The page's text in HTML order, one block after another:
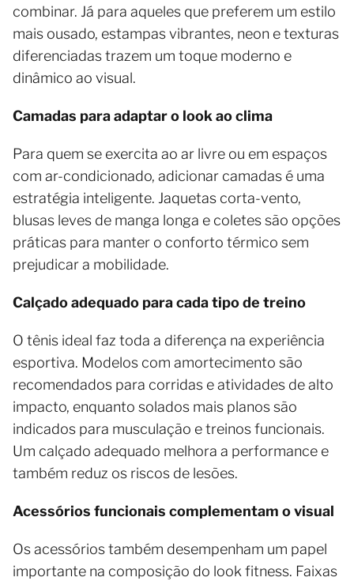
combinar. Já para aqueles que preferem um estilo
mais ousado, estampas vibrantes, neon e texturas
diferenciadas trazem um toque moderno e
dinâmico ao visual.
Camadas para adaptar o look ao clima
Para quem se exercita ao ar livre ou em espaços
com ar-condicionado, adicionar camadas é uma
estratégia inteligente. Jaquetas corta-vento,
blusas leves de manga longa e coletes são opções
práticas para manter o conforto térmico sem
prejudicar a mobilidade.
Calçado adequado para cada tipo de treino
O tênis ideal faz toda a diferença na experiência
esportiva. Modelos com amortecimento são
recomendados para corridas e atividades de alto
impacto, enquanto solados mais planos são
indicados para musculação e treinos funcionais.
Um calçado adequado melhora a performance e
também reduz os riscos de lesões.
Acessórios funcionais complementam o visual
Os acessórios também desempenham um papel
importante na composição do look fitness. Faixas